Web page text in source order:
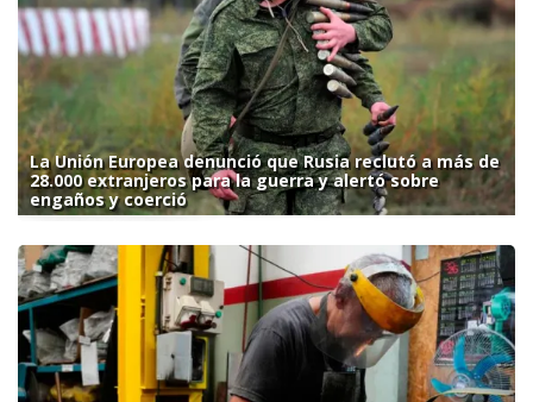
La Unión Europea denunció que Rusia reclutó a más de
28.000 extranjeros para la guerra y alertó sobre
engaños y coerció